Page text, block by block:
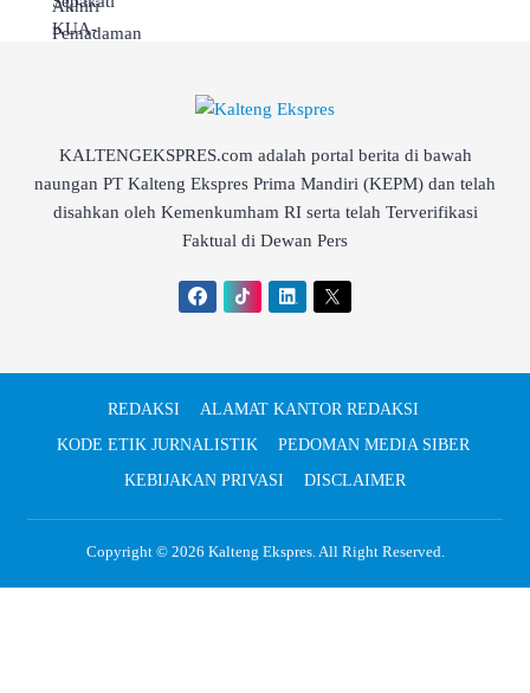
KALTENGEKSPRES.com adalah portal berita di bawah
naungan PT Kalteng Ekspres Prima Mandiri (KEPM) dan telah
disahkan oleh Kemenkumham RI serta telah Terverifikasi
Faktual di Dewan Pers
REDAKSI
ALAMAT KANTOR REDAKSI
KODE ETIK JURNALISTIK
PEDOMAN MEDIA SIBER
KEBIJAKAN PRIVASI
DISCLAIMER
Copyright © 2026 Kalteng Ekspres. All Right Reserved.